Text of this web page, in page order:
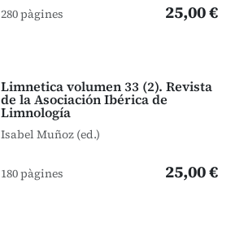
280 pàgines 25,00 €
Limnetica volumen 33 (2). Revista
de la Asociación Ibérica de
Limnología
Isabel Muñoz (ed.)
180 pàgines 25,00 €